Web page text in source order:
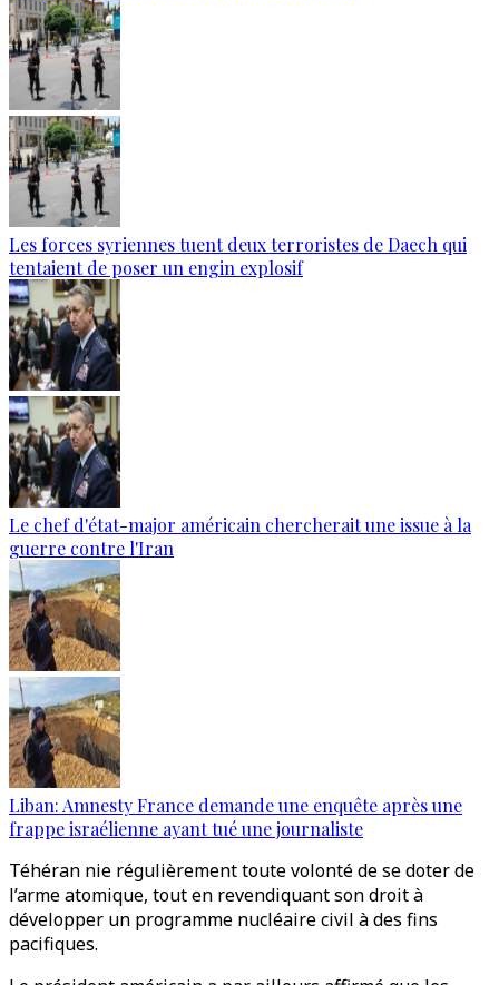
Les forces syriennes tuent deux terroristes de Daech qui
tentaient de poser un engin explosif
Le chef d'état-major américain chercherait une issue à la
guerre contre l'Iran
Liban: Amnesty France demande une enquête après une
frappe israélienne ayant tué une journaliste
Téhéran nie régulièrement toute volonté de se doter de
l’arme atomique, tout en revendiquant son droit à
développer un programme nucléaire civil à des fins
pacifiques.